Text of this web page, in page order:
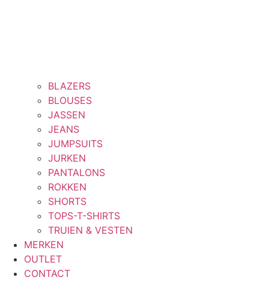
BLAZERS
BLOUSES
JASSEN
JEANS
JUMPSUITS
JURKEN
PANTALONS
ROKKEN
SHORTS
TOPS-T-SHIRTS
TRUIEN & VESTEN
MERKEN
OUTLET
CONTACT